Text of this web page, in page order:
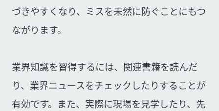
づきやすくなり、ミスを未然に防ぐことにもつ
ながります。
業界知識を習得するには、関連書籍を読んだ
り、業界ニュースをチェックしたりすることが
有効です。また、実際に現場を見学したり、先